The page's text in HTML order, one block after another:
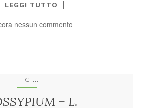
LEGGI TUTTO
nessun commento
G ...
– L.